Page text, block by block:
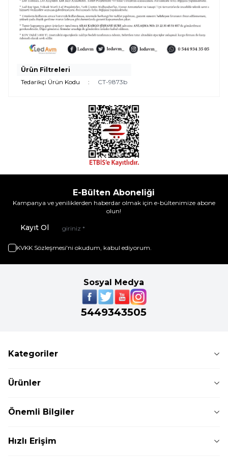
Ürün Filtreleri
Tedarikçi Ürün Kodu
: CT-9873b
E-Bülten Aboneliği
Kampanya ve yeniliklerden haberdar olmak için e-bültenimize abone
olun!
Kayıt Ol
KVKK Sözleşmesi'ni okudum, kabul ediyorum.
Sosyal Medya
5449343505
Kategoriler
Ürünler
Önemli Bilgiler
Hızlı Erişim